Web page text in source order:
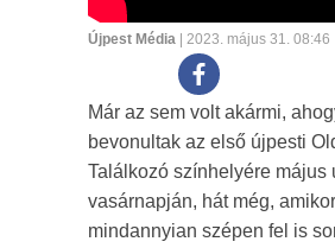
Újpest Média | 2023. május 31. 08:46
Már az sem volt akármi,
bevonultak az első újpesti
Találkozó színhelyére május
vasárnapján, hát még, amikor
mindannyian szépen fel is